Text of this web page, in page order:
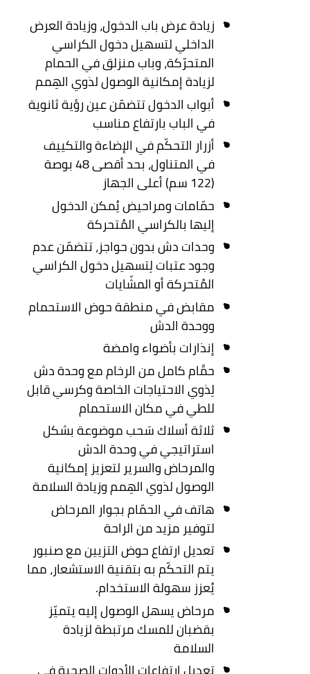
زيادة عرض باب الدخول، وزيادة العرض
الداخلي لتسهيل دخول الكراسي
المتحرّكة، وباب منزلق في الحمام
لزيادة إمكانية الوصول لذوي الهِمم
أبواب الدخول تتضمّن عين رؤية ثانوية
في الباب بارتفاع مناسب
أزرار التحكّم في الإضاءة والتكييف
في المتناول، بحد أقصى 48 بوصة
(122 سم) أعلى الجهاز
حمّامات ومراحيض يُمكن الدخول
إليها بالكراسي المُتحركة
وحدات دش بدون حواجز، تتضمّن عدم
وجود عتبات لِتسهيل دخول الكراسي
المُتحركة أو المشّايات
مقابض في منطقة حوض الاستحمام
ووحدة الدش
إنذارات بأضواء وامضة
حمَّام كامل من الرخام مع وحدة دش
لِذوي الاحتياجات الخاصة وكرسي قابل
للطي في مكان الاستحمام
ثلاثة أسلاك سَحب موضوعة بشكل
استراتيجي في وحدة الدش
والمرحاض والسرير لتعزيز إمكانية
الوصول لذوي الهِمم وزيادة السلامة
هاتف في الحمّام بجوار المرحاض
لتوفير مزيد من الراحة
تعديل ارتفاع حوض التزيين مع صنبور
يتم التحكّم به بتقنية الاستشعار، مما
يُعزز سهولة الاستخدام.
مرحاض يسهل الوصول إليه يتميّز
بقضبان للمسك مرتبطة لزيادة
السلامة